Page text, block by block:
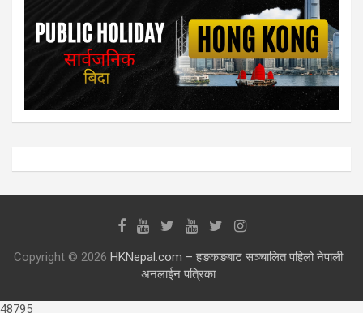
Copyright © 2026 HKNepal.com – हङकङबाट सञ्चालित पहिलो नेपाली
अनलाईन पत्रिका
48795